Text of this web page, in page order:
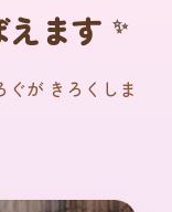
えます
が きろくしま